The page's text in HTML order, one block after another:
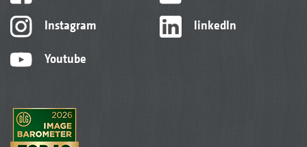
Instagram
Youtube
linkedIn